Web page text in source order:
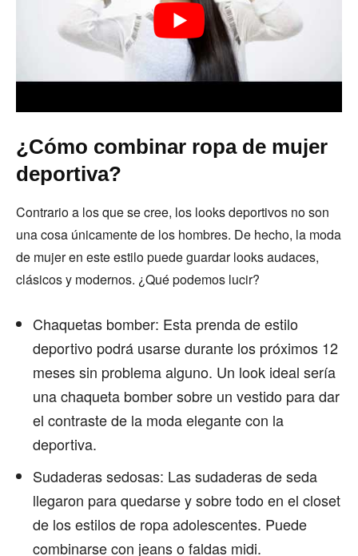
¿Cómo combinar ropa de mujer
deportiva?
Contrario a los que se cree, los looks deportivos no son
una cosa únicamente de los hombres. De hecho, la moda
de mujer en este estilo puede guardar looks audaces,
clásicos y modernos. ¿Qué podemos lucir?
Chaquetas bomber: Esta prenda de estilo
deportivo podrá usarse durante los próximos 12
meses sin problema alguno. Un look ideal sería
una chaqueta bomber sobre un vestido para dar
el contraste de la moda elegante con la
deportiva.
Sudaderas sedosas: Las sudaderas de seda
llegaron para quedarse y sobre todo en el closet
de los estilos de ropa adolescentes. Puede
combinarse con jeans o faldas midi.